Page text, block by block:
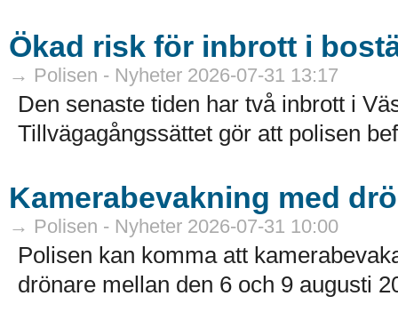
Ökad risk för inbrott i
→ Polisen - Nyheter 2026-07-31 13:17
Den senaste tiden har två inbrott i
Tillvägagångssättet gör att polisen
Kamerabevakning med
→ Polisen - Nyheter 2026-07-31 10:00
Polisen kan komma att
drönare mellan den 6 och 9 augusti